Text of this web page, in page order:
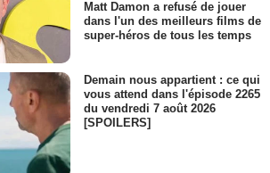
Matt Damon a refusé de jouer
dans l'un des meilleurs films de
super-héros de tous les temps
Demain nous appartient : ce qui
vous attend dans l'épisode 2265
du vendredi 7 août 2026
[SPOILERS]